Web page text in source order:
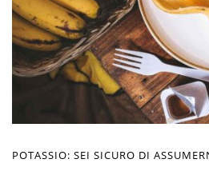
POTASSIO: SEI SICURO DI